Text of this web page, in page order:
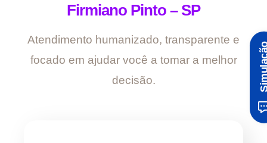
Firmiano Pinto – SP
Atendimento humanizado, transparente e
focado em ajudar você a tomar a melhor
decisão.